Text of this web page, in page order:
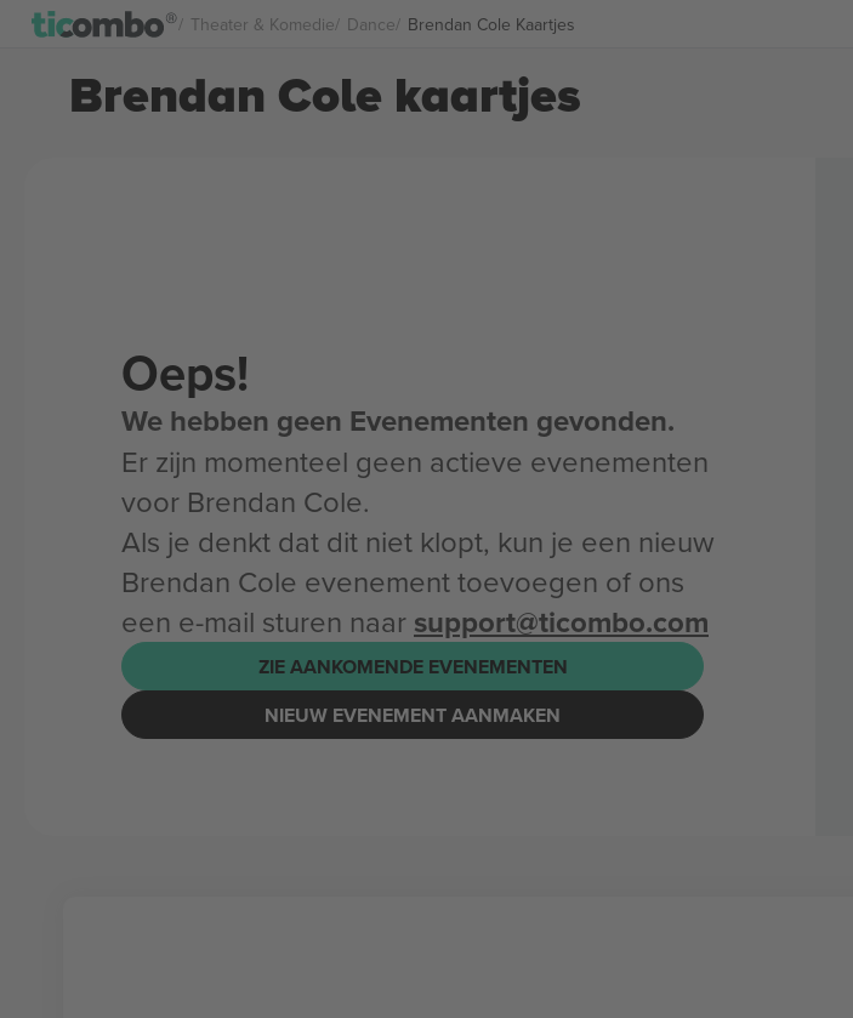
Theater & Komedie Dance Brendan Cole Kaartjes
Brendan Cole kaartjes
Oeps!
We hebben geen Evenementen gevonden.
Er zijn momenteel geen actieve evenementen
voor Brendan Cole.
Als je denkt dat dit niet klopt, kun je een nieuw
Brendan Cole evenement toevoegen of ons
een e-mail sturen naar support@ticombo.com
ZIE AANKOMENDE EVENEMENTEN
NIEUW EVENEMENT AANMAKEN